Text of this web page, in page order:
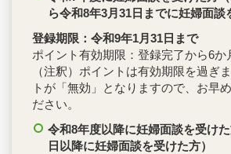
ら令和8年3月31日までに妊婦面談
登録期限：令和9年1月31日まで
ポイント有効期限：登録完了から6か
（注釈）ポイントは有効期限を過ぎ
トが「無効」となりますので、お早
ださい。
令和8年度以降に妊婦面談を受け
日以降に妊婦面談を受けた方）